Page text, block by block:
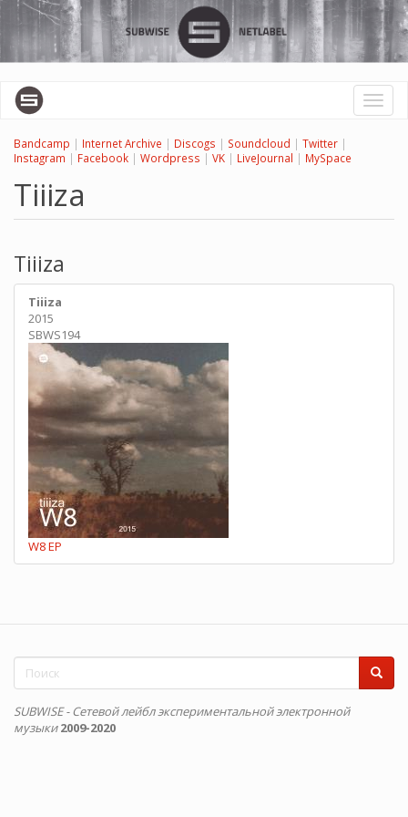
Перейти
основному
содержанию
Toggle
Bandcamp | Internet Archive | Discogs | Soundcloud | Twitter |
Instagram | Facebook | Wordpress | VK | LiveJournal | MySpace
Tiiiza
Tiiiza
Tiiiza
2015
SBWS194
W8 EP
Форма
поиска
SUBWISE - Сетевой лейбл экспериментальной электронной
музыки 2009-2020